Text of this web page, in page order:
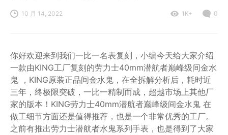
10 月 14, 2022 1K+ 0
你好欢迎来到我们一比一名表复刻，小编今天给大家介绍
一款由KING工厂复刻的劳力士40mm潜航者巅峰级间金水
鬼 ，KING原装正品间金水鬼，在全拆解分析后，耗时近
三年，终极限突破，一比一精制而成，超越市场上其他厂
家的版本！KING劳力士40mm潜航者巅峰级间金水鬼 在
做工细节方面还是值得推荐，也是一个非常优秀的工厂。
之前有推出劳力士潜航者水鬼系列手表，也是得到了大家